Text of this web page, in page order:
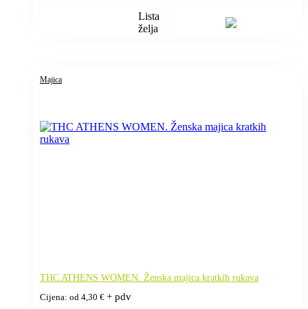
Lista
želja
Majica
THC ATHENS WOMEN. Ženska majica kratkih rukava
Cijena: od 4,30 € + pdv